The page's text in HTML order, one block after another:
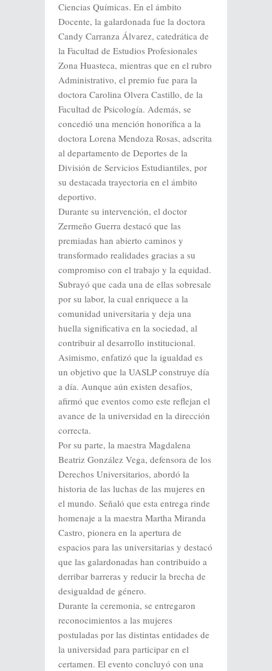
Ciencias Químicas. En el ámbito
Docente, la galardonada fue la doctora
Candy Carranza Álvarez, catedrática de
la Facultad de Estudios Profesionales
Zona Huasteca, mientras que en el rubro
Administrativo, el premio fue para la
doctora Carolina Olvera Castillo, de la
Facultad de Psicología. Además, se
concedió una mención honorífica a la
doctora Lorena Mendoza Rosas, adscrita
al departamento de Deportes de la
División de Servicios Estudiantiles, por
su destacada trayectoria en el ámbito
deportivo.
Durante su intervención, el doctor
Zermeño Guerra destacó que las
premiadas han abierto caminos y
transformado realidades gracias a su
compromiso con el trabajo y la equidad.
Subrayó que cada una de ellas sobresale
por su labor, la cual enriquece a la
comunidad universitaria y deja una
huella significativa en la sociedad, al
contribuir al desarrollo institucional.
Asimismo, enfatizó que la igualdad es
un objetivo que la UASLP construye día
a día. Aunque aún existen desafíos,
afirmó que eventos como este reflejan el
avance de la universidad en la dirección
correcta.
Por su parte, la maestra Magdalena
Beatriz González Vega, defensora de los
Derechos Universitarios, abordó la
historia de las luchas de las mujeres en
el mundo. Señaló que esta entrega rinde
homenaje a la maestra Martha Miranda
Castro, pionera en la apertura de
espacios para las universitarias y destacó
que las galardonadas han contribuido a
derribar barreras y reducir la brecha de
desigualdad de género.
Durante la ceremonia, se entregaron
reconocimientos a las mujeres
postuladas por las distintas entidades de
la universidad para participar en el
certamen. El evento concluyó con una